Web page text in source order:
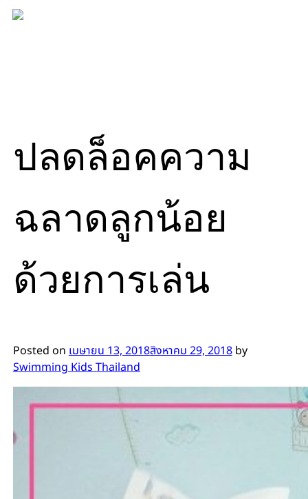
Skip
to
ปลดล็อคความ
ฉลาดลูกน้อย
ด้วยการเล่น
Posted onเมษายน 13, 2018สิงหาคม 29, 2018by
Swimming Kids Thailand